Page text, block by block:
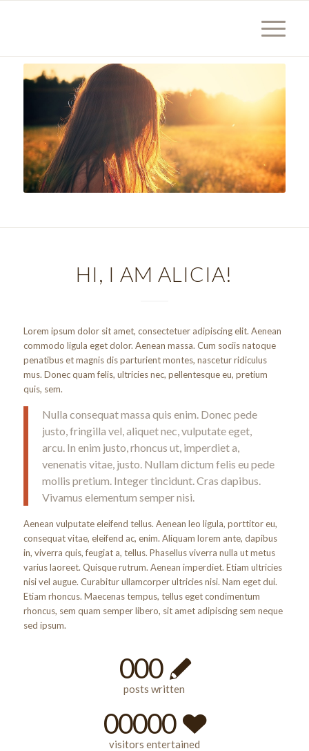
HI, I AM ALICIA!
Lorem ipsum dolor sit amet, consectetuer adipiscing elit. Aenean
commodo ligula eget dolor. Aenean massa. Cum sociis natoque
penatibus et magnis dis parturient montes, nascetur ridiculus
mus. Donec quam felis, ultricies nec, pellentesque eu, pretium
quis, sem.
Nulla consequat massa quis enim. Donec pede
justo, fringilla vel, aliquet nec, vulputate eget,
arcu. In enim justo, rhoncus ut, imperdiet a,
venenatis vitae, justo. Nullam dictum felis eu pede
mollis pretium. Integer tincidunt. Cras dapibus.
Vivamus elementum semper nisi.
Aenean vulputate eleifend tellus. Aenean leo ligula, porttitor eu,
consequat vitae, eleifend ac, enim. Aliquam lorem ante, dapibus
in, viverra quis, feugiat a, tellus. Phasellus viverra nulla ut metus
varius laoreet. Quisque rutrum. Aenean imperdiet. Etiam ultricies
nisi vel augue. Curabitur ullamcorper ultricies nisi. Nam eget dui.
Etiam rhoncus. Maecenas tempus, tellus eget condimentum
rhoncus, sem quam semper libero, sit amet adipiscing sem neque
sed ipsum.
000
posts written
00000
visitors entertained